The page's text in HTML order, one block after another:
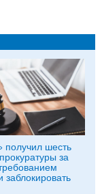
получил шесть
за
заблокировать